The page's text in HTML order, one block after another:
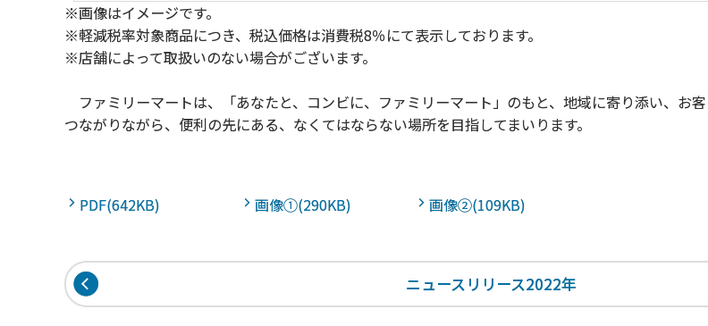
※画像はイメージです。
※軽減税率対象商品につき、税込価格は消費税8％にて表示しております。
※店舗によって取扱いのない場合がございます。
ファミリーマートは、「あなたと、コンビに、ファミリーマート」のもと、地域に寄り添い、お
つながりながら、便利の先にある、なくてはならない場所を目指してまいります。
PDF(642KB)
画像①(290KB) 画像②(109KB)
ニュースリリース2022年